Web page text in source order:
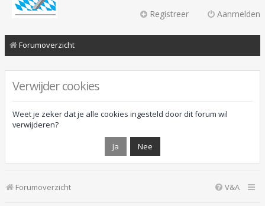
Aanmelden
Registreer
Forumoverzicht
Verwijder cookies
Weet je zeker dat je alle cookies ingesteld door dit forum wil
verwijderen?
Forumoverzicht V&A